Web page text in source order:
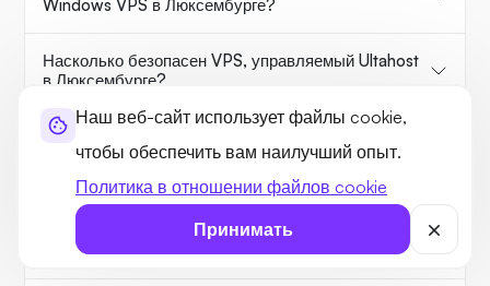
Наш веб-сайт использует файлы cookie,
чтобы обеспечить вам наилучший опыт.
Политика в отношении файлов cookie
Принимать
Windows VPS в Люксембурге?
Насколько безопасен VPS, управляемый Ultahost
в Люксембурге?
Могу ли я использовать специальное программное
обеспечение на своем VPS-сервере в
Люксембурге?
Каково типичное время установки VPS в
Люксембурге?